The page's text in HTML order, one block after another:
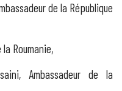
de la République
la Roumanie,
Ambassadeur de la